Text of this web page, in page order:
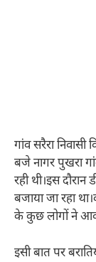
गांव सरैरा निवासी
बजे नागर पुखरा
रही थी।इस
बजाया जा रहा
के कुछ लोगों ने
इसी बात पर